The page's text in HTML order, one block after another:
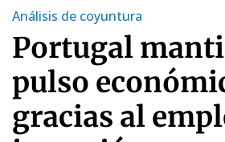
Análisis de coyuntura
Portugal
pulso
gracias al